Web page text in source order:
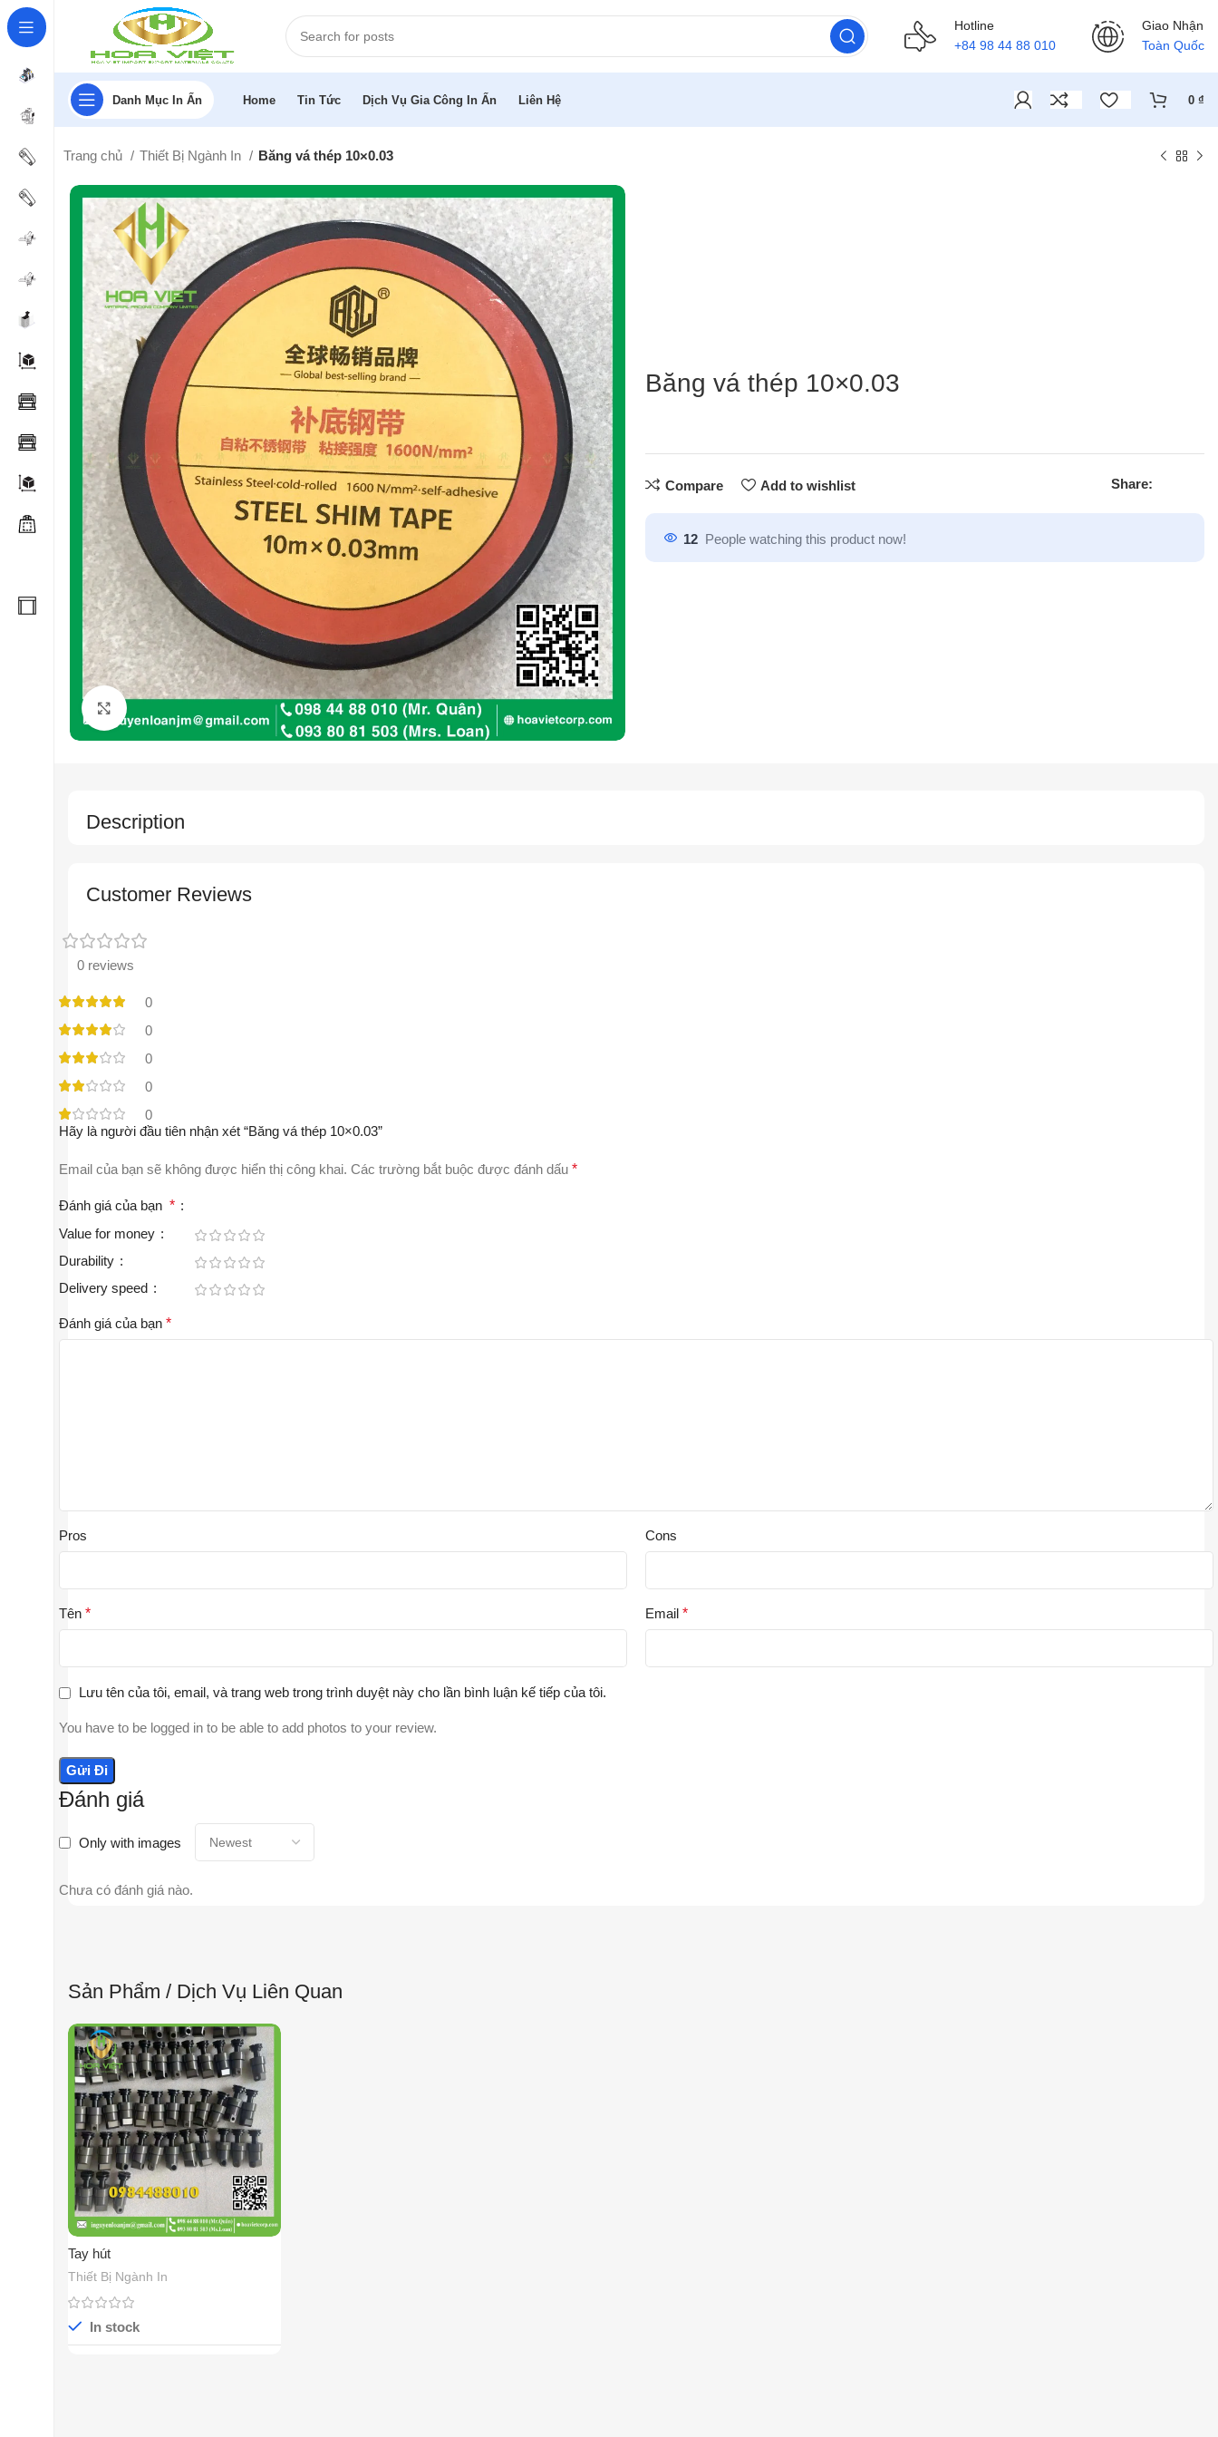
Hotline
+84 98 44 88 010
Giao Nhận
Toàn Quốc
Danh Mục In Ấn Home Tin Tức Dịch Vụ Gia Công In Ấn Liên Hệ 0 ₫
Trang chủ Thiết Bị Ngành In Băng vá thép 10×0.03
Băng vá thép 10×0.03
Compare Add to wishlist Share:
12 People watching this product now!
Description
Customer Reviews
0 reviews
0
0
0
0
0
Đánh giá
Only with images
Chưa có đánh giá nào.
Hãy là người đầu tiên nhận xét “Băng vá thép 10×0.03”
Email của bạn sẽ không được hiển thị công khai. Các trường bắt buộc được đánh dấu *
Đánh giá của bạn *
Value for money
Durability
Delivery speed
Đánh giá của bạn *
Pros Cons
Tên * Email *
Lưu tên của tôi, email, và trang web trong trình duyệt này cho lần bình luận kế tiếp của tôi.
You have to be logged in to be able to add photos to your review.
Sản Phẩm / Dịch Vụ Liên Quan
Tay hút
Thiết Bị Ngành In
In stock